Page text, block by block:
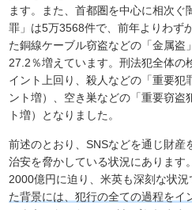
ます。また、首都圏を中心に相次
罪」は5万3568件で、前年よりわず
た銅線ケーブル窃盗などの「金属盗
27.2％増えています。刑法犯全体の
イント上回り、殺人などの「重要犯
ント増）、空き巣などの「重要窃盗
ト増）となりました。
前述のとおり、SNSなどを通じ財産
治安を脅かしている状況にあります
2000億円に迫り、米英も深刻な状況
た背景には、犯行の全ての過程をイ